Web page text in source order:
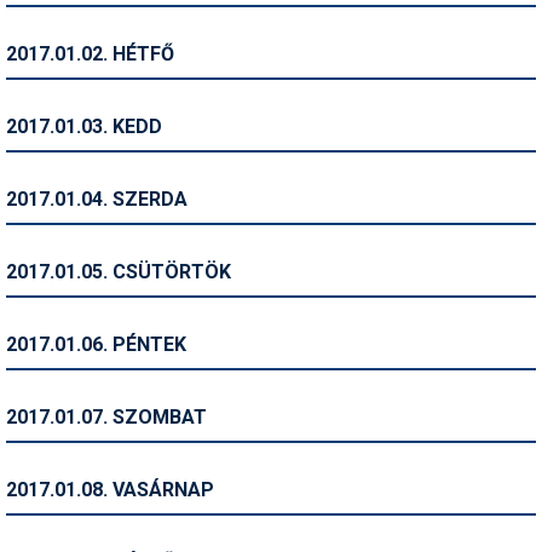
Ingatlan
Kerékpár
Magazinok
2017.01.02. HÉTFŐ
2017.01.03. KEDD
2017.01.04. SZERDA
2017.01.05. CSÜTÖRTÖK
2017.01.06. PÉNTEK
2017.01.07. SZOMBAT
2017.01.08. VASÁRNAP